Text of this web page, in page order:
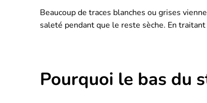
Beaucoup de traces blanches ou grises
saleté pendant que le reste sèche. En
Pourquoi le bas du